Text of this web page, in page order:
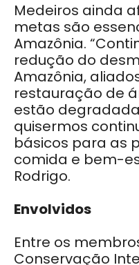
Medeiros ainda
metas são
Amazônia.
redução do
Amazônia,
restauração de
estão
quisermos
básicos para as
comida e bem-
Rodrigo.
Envolvidos
Entre os
Conservação